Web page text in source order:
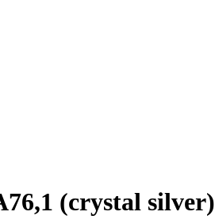
(crystal silver)